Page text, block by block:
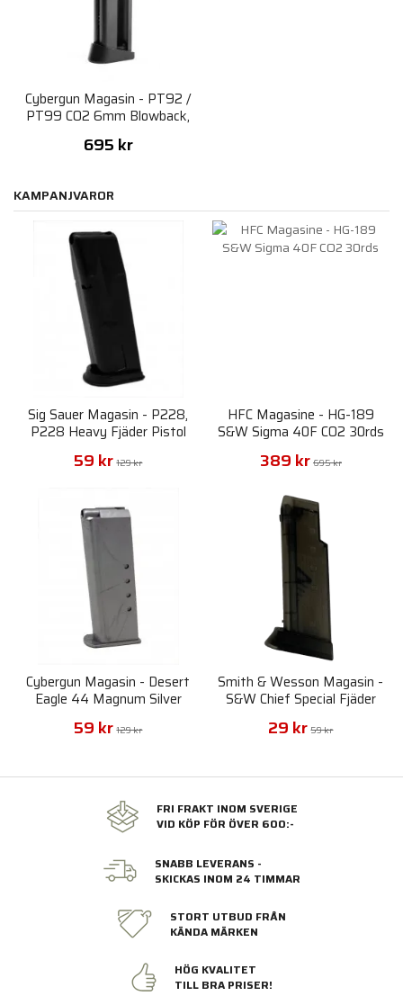
Cybergun Magasin - PT92 /
PT99 CO2 6mm Blowback,
Semi & Fullauto
695 kr
KAMPANJVAROR
Sig Sauer Magasin - P228,
P228 Heavy Fjäder Pistol
6mm
59 kr 129 kr
HFC Magasine - HG-189
S&W Sigma 40F CO2 30rds
389 kr 695 kr
Cybergun Magasin - Desert
Eagle 44 Magnum Silver
Fjäderdriven Pistol 6mm
59 kr 129 kr
Smith & Wesson Magasin -
S&W Chief Special Fjäder
Pistol 6mm
29 kr 59 kr
FRI FRAKT INOM SVERIGE
VID KÖP FÖR ÖVER 600:-
SNABB LEVERANS -
SKICKAS INOM 24 TIMMAR
STORT UTBUD FRÅN
KÄNDA MÄRKEN
HÖG KVALITET
TILL BRA PRISER!